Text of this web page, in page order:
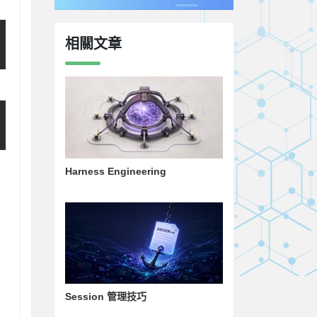
相關文章
Harness Engineering
Session 管理技巧